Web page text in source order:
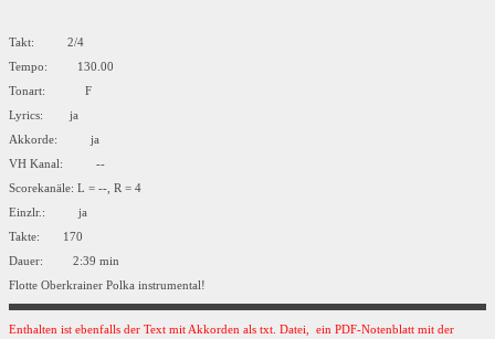
Takt: 2/4
Tempo: 130.00
Tonart: F
Lyrics: ja
Akkorde: ja
VH Kanal: --
Scorekanäle: L = --, R = 4
Einzlr.: ja
Takte: 170
Dauer: 2:39 min
Flotte Oberkrainer Polka instrumental!
Enthalten ist ebenfalls der Text mit Akkorden als txt. Datei, ein PDF-Notenblatt mit der